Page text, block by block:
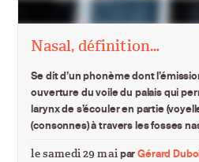
Nasal, définition…
Se dit d’un phonème dont
ouverture du voile du palais qui
larynx de s’écouler en partie
(consonnes) à travers les fosses
le samedi 29 maiparGérard